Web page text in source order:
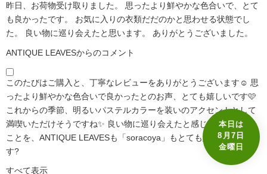
本日は
8月7日
金曜日
昨日、お荷物受け取りました。 思ったより鮮やかな色合いで、とて
も良かったです。 お気に入りの衣類だだのかと思わせる状態でし
た。 良い物に巡り会えたと思います。 ありがとうございました。
ANTIQUE LEAVESからのコメント
このたびはご購入と、丁寧なレビューをありがとうございます☺️ 思
ったより鮮やかな色合いで良かったとのお声、とても嬉しいです🩷
これからの季節、明るいパステルカラーを装いのアクセントとして
満喫いただけそうですね✨ 良い物に巡り会えたと感じていただけた
ことを、ANTIQUE LEAVESも「soracoya」もとても嬉しく思いま
す?️
すべて表示